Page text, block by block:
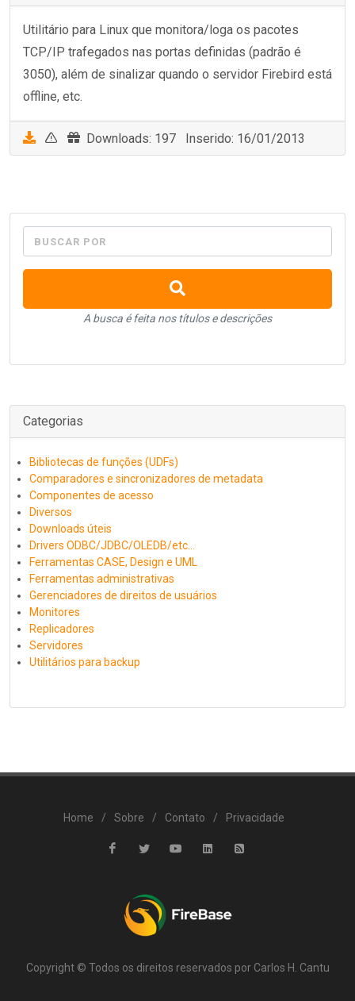
Utilitário para Linux que monitora/loga os pacotes
TCP/IP trafegados nas portas definidas (padrão é
3050), além de sinalizar quando o servidor Firebird está
offline, etc.
Downloads: 197 Inserido: 16/01/2013
BUSCAR POR
A busca é feita nos títulos e descrições
Categorias
Bibliotecas de funções (UDFs)
Comparadores e sincronizadores de metadata
Componentes de acesso
Diversos
Downloads úteis
Drivers ODBC/JDBC/OLEDB/etc...
Ferramentas CASE, Design e UML
Ferramentas administrativas
Gerenciadores de direitos de usuários
Monitores
Replicadores
Servidores
Utilitários para backup
Copyright © Todos os direitos reservados por Carlos H. Cantu
Home / Sobre / Contato / Privacidade